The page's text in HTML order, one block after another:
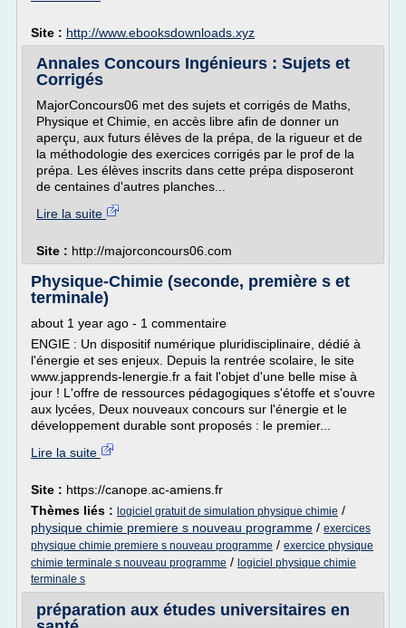
Site : http://www.ebooksdownloads.xyz
Annales Concours Ingénieurs : Sujets et
Corrigés
MajorConcours06 met des sujets et corrigés de Maths,
Physique et Chimie, en accès libre afin de donner un
aperçu, aux futurs élèves de la prépa, de la rigueur et de
la méthodologie des exercices corrigés par le prof de la
prépa. Les élèves inscrits dans cette prépa disposeront
de centaines d'autres planches...
Lire la suite
Site : http://majorconcours06.com
Physique-Chimie (seconde, première s et
terminale)
about 1 year ago - 1 commentaire
ENGIE : Un dispositif numérique pluridisciplinaire, dédié à
l'énergie et ses enjeux. Depuis la rentrée scolaire, le site
www.japprends-lenergie.fr a fait l'objet d'une belle mise à
jour ! L'offre de ressources pédagogiques s'étoffe et s'ouvre
aux lycées, Deux nouveaux concours sur l'énergie et le
développement durable sont proposés : le premier...
Lire la suite
Site : https://canope.ac-amiens.fr
Thèmes liés : logiciel gratuit de simulation physique chimie /
physique chimie premiere s nouveau programme / exercices
physique chimie premiere s nouveau programme / exercice physique
chimie terminale s nouveau programme / logiciel physique chimie
terminale s
préparation aux études universitaires en